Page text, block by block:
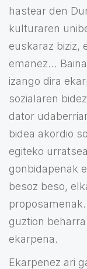
hastear den
kulturaren
euskaraz biziz,
emanez…
izango dira
sozialaren
dator
bidea akordio
egiteko
gonbidapenak
besoz beso,
guztion
ekarpena.
Ekarpenez ari